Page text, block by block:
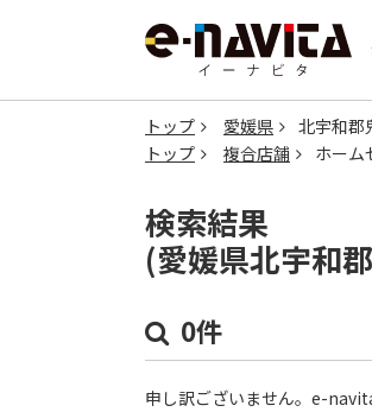
トップ 愛媛県
北宇和郡
トップ
複合店舗 ホーム
検索結果
(愛媛県北宇和
0件
申し訳ございません。e-